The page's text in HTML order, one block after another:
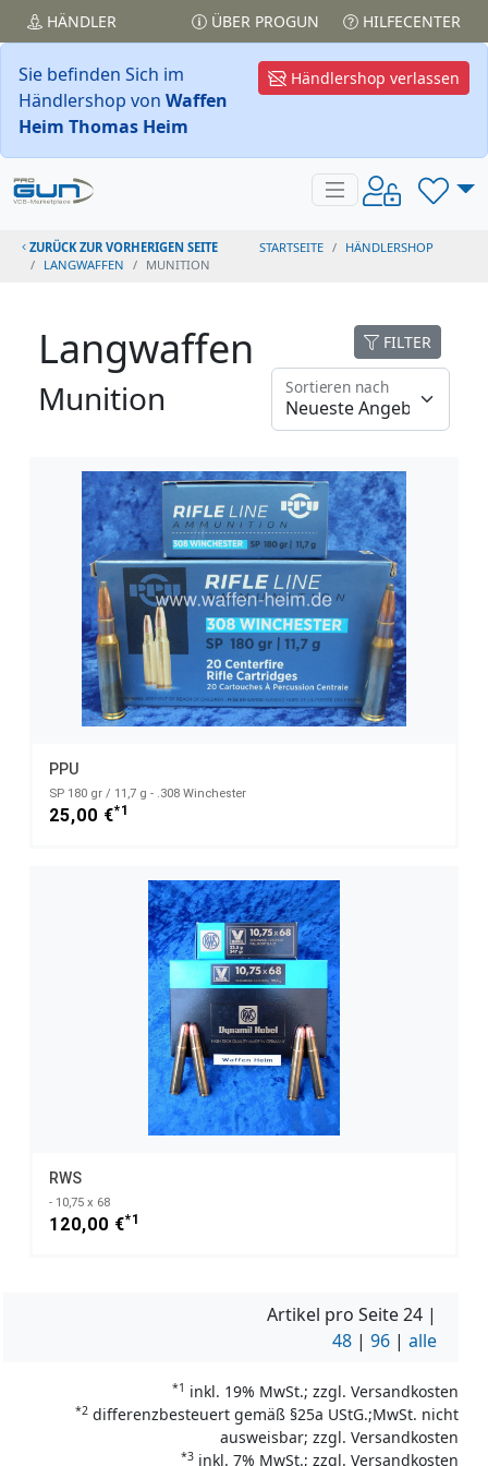
HÄNDLER ÜBER PROGUN HILFECENTER
Händlershop verlassen
Sie befinden Sich im
Händlershop von Waffen
Heim Thomas Heim
ZURÜCK ZUR VORHERIGEN SEITE STARTSEITE
HÄNDLERSHOP
LANGWAFFEN
MUNITION
Langwaffen
Munition
FILTER
Sortieren nach
PPU
SP 180 gr / 11,7 g - .308 Winchester
25,00 €*1
RWS
- 10,75 x 68
120,00 €*1
Artikel pro Seite24 |
48 | 96 | alle
*1 inkl. 19% MwSt.; zzgl. Versandkosten
*2 differenzbesteuert gemäß §25a UStG.;MwSt. nicht
ausweisbar; zzgl. Versandkosten
*3 inkl. 7% MwSt.; zzgl. Versandkosten